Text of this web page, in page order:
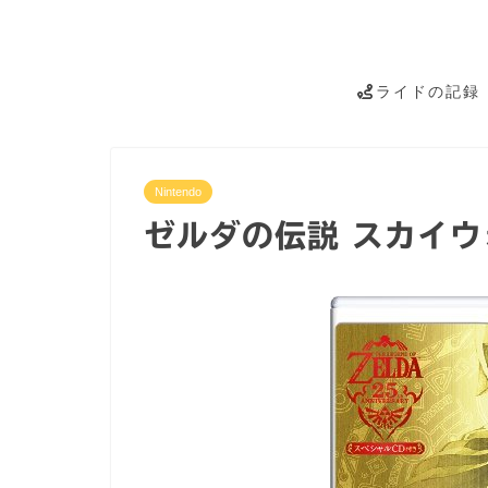
ライドの記録
Nintendo
ゼルダの伝説 スカイ